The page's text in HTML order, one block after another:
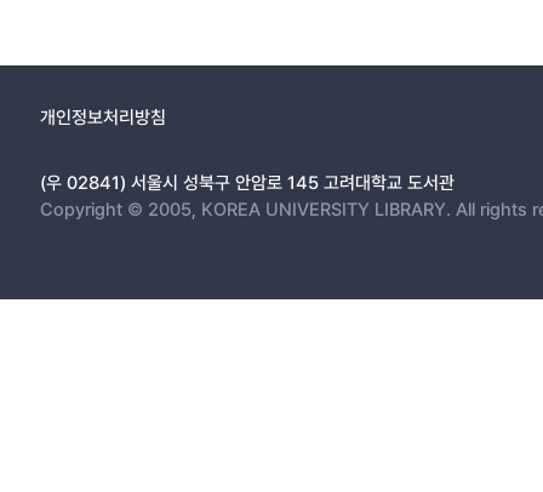
개인정보처리방침
(우 02841) 서울시 성북구 안암로 145 고려대학교 도서관
Copyright © 2005, KOREA UNIVERSITY LIBRARY. All rights